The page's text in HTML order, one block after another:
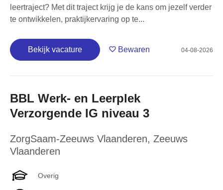
leertraject? Met dit traject krijg je de kans om jezelf verder
te ontwikkelen, praktijkervaring op te...
Bekijk vacature Bewaren 04-08-2026
BBL Werk- en Leerplek
Verzorgende IG niveau 3
ZorgSaam-Zeeuws Vlaanderen, Zeeuws
Vlaanderen
Overig